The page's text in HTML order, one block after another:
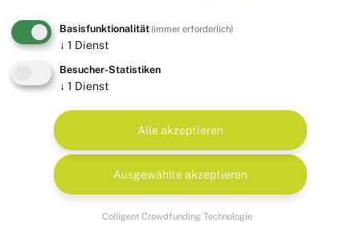
Basisfunktionalität(immer erforderlich)
↓ 1 Dienst
Besucher-Statistiken
↓ 1 Dienst
Ausgewählte akzeptieren
Alle akzeptieren
Colligent Crowdfunding Technologie